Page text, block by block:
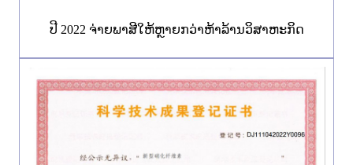
ປີ 2022 ຈ່າຍ​ພາ​ສີ​ໃຫ້​ຫຼາຍ​ກວ່າ​ຫ້າ​ລ້ານ​ວິ​ສາ​ຫະ​ກິດ